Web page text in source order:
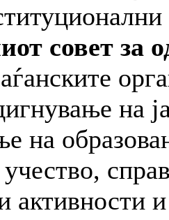
совет за
на
на
учество,
активности